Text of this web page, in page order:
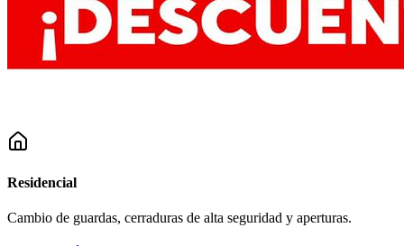
Residencial
Cambio de guardas, cerraduras de alta seguridad y aperturas.